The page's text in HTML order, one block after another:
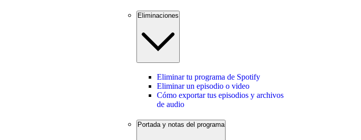
Eliminaciones
Eliminar tu programa de Spotify
Eliminar un episodio o video
Cómo exportar tus episodios y archivos
de audio
Portada y notas del programa